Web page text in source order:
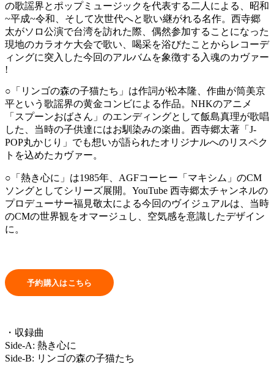
の歌謡界とポップミュージックを代表する二人による、昭和
~平成~令和、そして次世代へと歌い継がれる名作。西寺郷
太がソロ公演で台湾を訪れた際、偶然参加することになった
現地のカラオケ大会で歌い、喝采を浴びたことからレコーデ
ィングに突入した今回のアルバムを象徴する入魂のカヴァー
!
○「リンゴの森の子猫たち」は作詞が松本隆、作曲が筒美京
平という歌謡界の黄金コンビによる作品。NHKのアニメ
「スプーンおばさん」のエンディングとして飯島真理が歌唱
した、当時の子供達にはお馴染みの楽曲。西寺郷太著「J-
POP丸かじり」でも想いが語られたオリジナルへのリスペク
トを込めたカヴァー。
○「熱き心に」は1985年、AGFコーヒー「マキシム」のCM
ソングとしてシリーズ展開。YouTube 西寺郷太チャンネルの
プロデューサー福見敬太による今回のヴイジュアルは、当時
のCMの世界観をオマージュし、空気感を意識したデザイン
に。
・収録曲
Side-A: 熱き心に
Side-B: リンゴの森の子猫たち